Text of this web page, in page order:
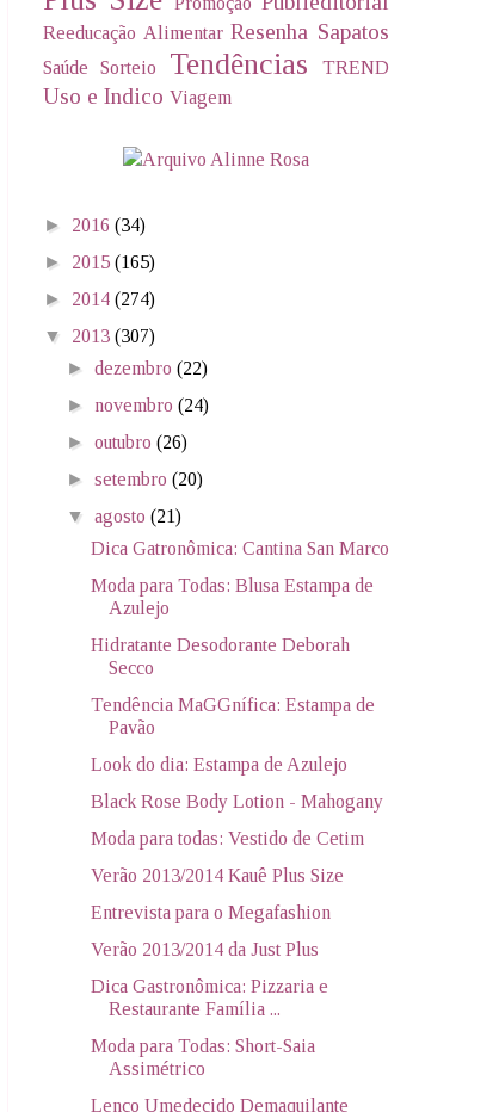
Reeducação Alimentar Resenha Sapatos
Saúde Sorteio Tendências TREND
Uso e Indico Viagem
► 2016 (34)
► 2015 (165)
► 2014 (274)
▼ 2013 (307)
►dezembro(22)
► novembro(24)
►outubro(26)
►setembro(20)
▼agosto(21)
Dica Gatronômica: Cantina San Marco
Moda para Todas: Blusa Estampa de
Azulejo
Hidratante Desodorante Deborah
Secco
Tendência MaGGnífica: Estampa de
Pavão
Look do dia: Estampa de Azulejo
Black Rose Body Lotion - Mahogany
Moda para todas: Vestido de Cetim
Verão 2013/2014 Kauê Plus Size
Entrevista para o Megafashion
Verão 2013/2014 da Just Plus
Dica Gastronômica: Pizzaria e
Restaurante Família ...
Moda para Todas: Short-Saia
Assimétrico
Lenço Umedecido Demaquilante